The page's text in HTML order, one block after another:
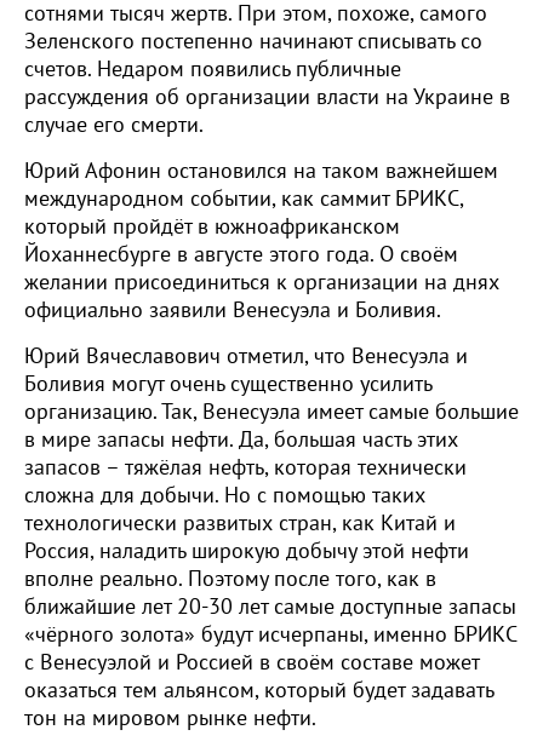
сотнями тысяч жертв. При этом, похоже, самого
Зеленского постепенно начинают списывать со
счетов. Недаром появились публичные
рассуждения об организации власти на Украине в
случае его смерти.
Юрий Афонин остановился на таком важнейшем
международном событии, как саммит БРИКС,
который пройдёт в южноафриканском
Йоханнесбурге в августе этого года. О своём
желании присоединиться к организации на днях
официально заявили Венесуэла и Боливия.
Юрий Вячеславович отметил, что Венесуэла и
Боливия могут очень существенно усилить
организацию. Так, Венесуэла имеет самые большие
в мире запасы нефти. Да, большая часть этих
запасов – тяжёлая нефть, которая технически
сложна для добычи. Но с помощью таких
технологически развитых стран, как Китай и
Россия, наладить широкую добычу этой нефти
вполне реально. Поэтому после того, как в
ближайшие лет 20-30 лет самые доступные запасы
«чёрного золота» будут исчерпаны, именно БРИКС
с Венесуэлой и Россией в своём составе может
оказаться тем альянсом, который будет задавать
тон на мировом рынке нефти.